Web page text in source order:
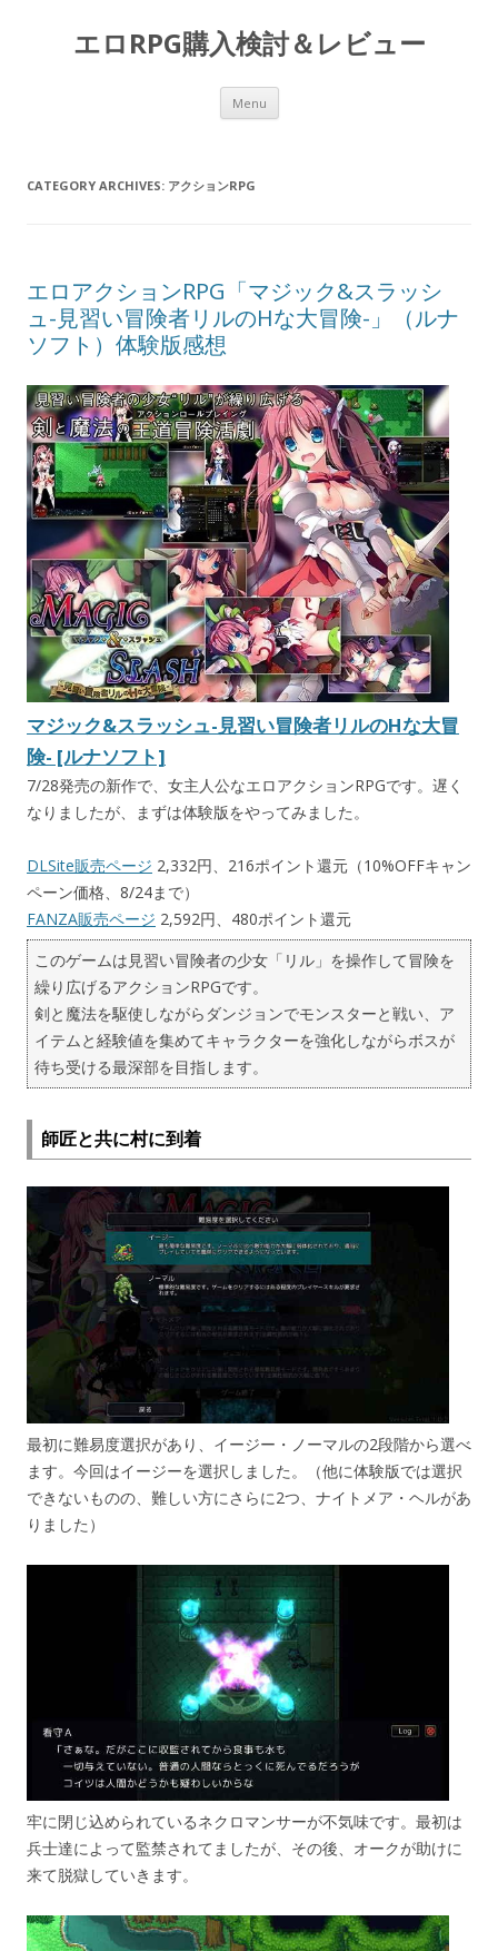
エロRPG購入検討＆レビュー
Menu Skip to content
CATEGORY ARCHIVES: アクションRPG
エロアクションRPG「マジック&スラッシ
ュ-見習い冒険者リルのHな大冒険-」（ルナ
ソフト）体験版感想
マジック&スラッシュ-見習い冒険者リルのHな大冒
険- [ルナソフト]
7/28発売の新作で、女主人公なエロアクションRPGです。遅く
なりましたが、まずは体験版をやってみました。
DLSite販売ページ 2,332円、216ポイント還元（10%OFFキャン
ペーン価格、8/24まで）
FANZA販売ページ 2,592円、480ポイント還元
このゲームは見習い冒険者の少女「リル」を操作して冒険を
繰り広げるアクションRPGです。
剣と魔法を駆使しながらダンジョンでモンスターと戦い、ア
イテムと経験値を集めてキャラクターを強化しながらボスが
待ち受ける最深部を目指します。
師匠と共に村に到着
最初に難易度選択があり、イージー・ノーマルの2段階から選べ
ます。今回はイージーを選択しました。（他に体験版では選択
できないものの、難しい方にさらに2つ、ナイトメア・ヘルがあ
りました）
牢に閉じ込められているネクロマンサーが不気味です。最初は
兵士達によって監禁されてましたが、その後、オークが助けに
来て脱獄していきます。